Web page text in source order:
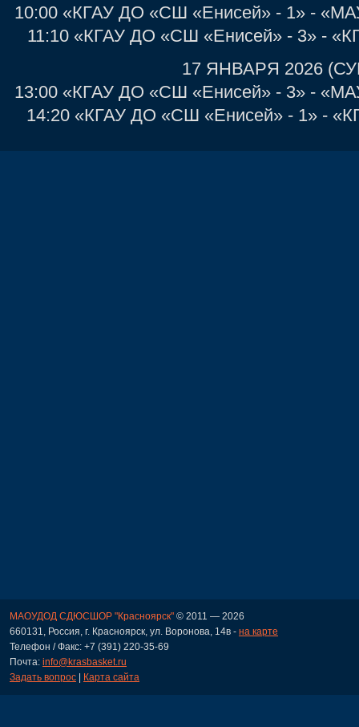
10:00 «КГАУ ДО «СШ «Енисей» - 1» -
11:10 «КГАУ ДО «СШ «Енисей» - 3» -
17 ЯНВАРЯ 2026
13:00 «КГАУ ДО «СШ «Енисей» - 3» -
14:20 «КГАУ ДО «СШ «Енисей» - 1» -
МАОУДОД СДЮСШОР "Красноярск" © 2011 — 2026
660131, Россия, г. Красноярск, ул. Воронова, 14в - на карте
Телефон / Факс: +7 (391) 220-35-69
Почта: info@krasbasket.ru
Задать вопрос | Карта сайта